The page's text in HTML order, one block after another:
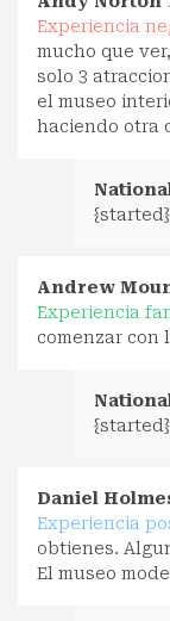
Experiencia
mucho que
solo 3
el museo
haciendo otra
{started}
Andrew
Experiencia
comenzar con
{started}
Daniel
Experiencia
obtienes.
El museo